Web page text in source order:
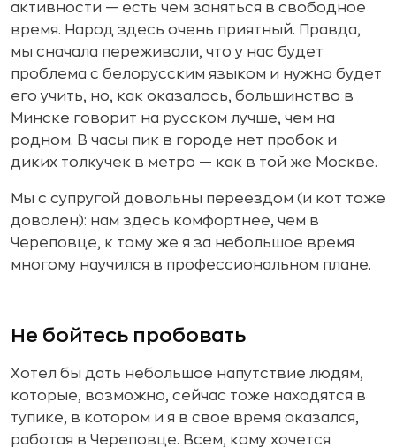
активности — есть чем заняться в свободное
время. Народ здесь очень приятный. Правда,
мы сначала переживали, что у нас будет
проблема с белорусским языком и нужно будет
его учить, но, как оказалось, большинство в
Минске говорит на русском лучше, чем на
родном. В часы пик в городе нет пробок и
диких толкучек в метро — как в той же Москве.
Мы с супругой довольны переездом (и кот тоже
доволен): нам здесь комфортнее, чем в
Череповце, к тому же я за небольшое время
многому научился в профессиональном плане.
Не бойтесь пробовать
Хотел бы дать небольшое напутствие людям,
которые, возможно, сейчас тоже находятся в
тупике, в котором и я в свое время оказался,
работая в Череповце. Всем, кому хочется